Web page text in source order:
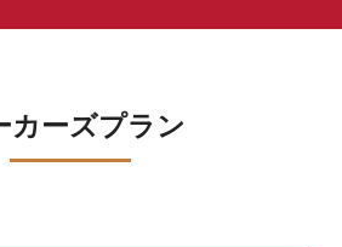
カーズプラン